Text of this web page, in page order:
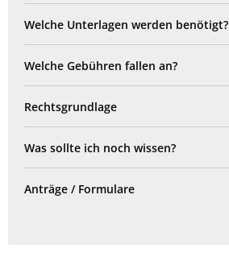
Welche Unterlagen werden benötigt?
Welche Gebühren fallen an?
Rechtsgrundlage
Was sollte ich noch wissen?
Anträge / Formulare